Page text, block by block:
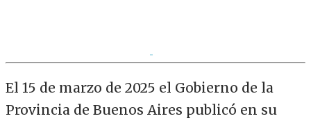
El 15 de marzo de 2025 el Gobierno de la
Provincia de Buenos Aires publicó en su